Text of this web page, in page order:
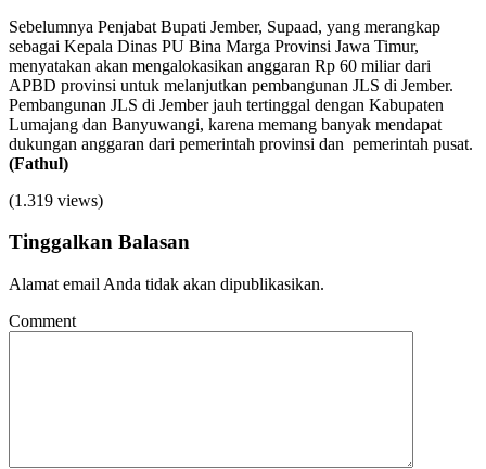
Sebelumnya Penjabat Bupati Jember, Supaad, yang merangkap
sebagai Kepala Dinas PU Bina Marga Provinsi Jawa Timur,
menyatakan akan mengalokasikan anggaran Rp 60 miliar dari
APBD provinsi untuk melanjutkan pembangunan JLS di Jember.
Pembangunan JLS di Jember jauh tertinggal dengan Kabupaten
Lumajang dan Banyuwangi, karena memang banyak mendapat
dukungan anggaran dari pemerintah provinsi dan pemerintah pusat.
(Fathul)
(1.319 views)
Tinggalkan Balasan
Alamat email Anda tidak akan dipublikasikan.
Comment